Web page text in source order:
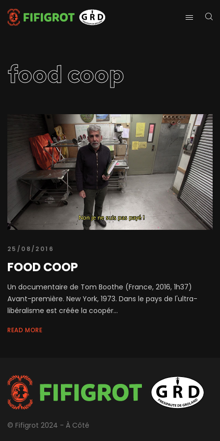
food coop
25/08/2016
FOOD COOP
Un documentaire de Tom Boothe (France, 2016, 1h37)
Avant-première. New York, 1973. Dans le pays de l'ultra-
libéralisme est créée la coopér...
READ MORE
© Fifigrot 2024 - À Côté